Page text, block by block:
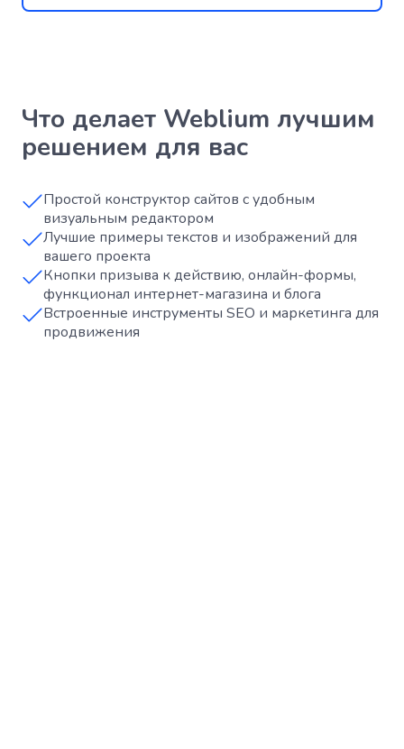
Что делает Weblium лучшим
решением для вас
Простой конструктор сайтов с удобным
визуальным редактором
Лучшие примеры текстов и изображений для
вашего проекта
Кнопки призыва к действию, онлайн-формы,
функционал интернет-магазина и блога
Встроенные инструменты SEO и маркетинга для
продвижения